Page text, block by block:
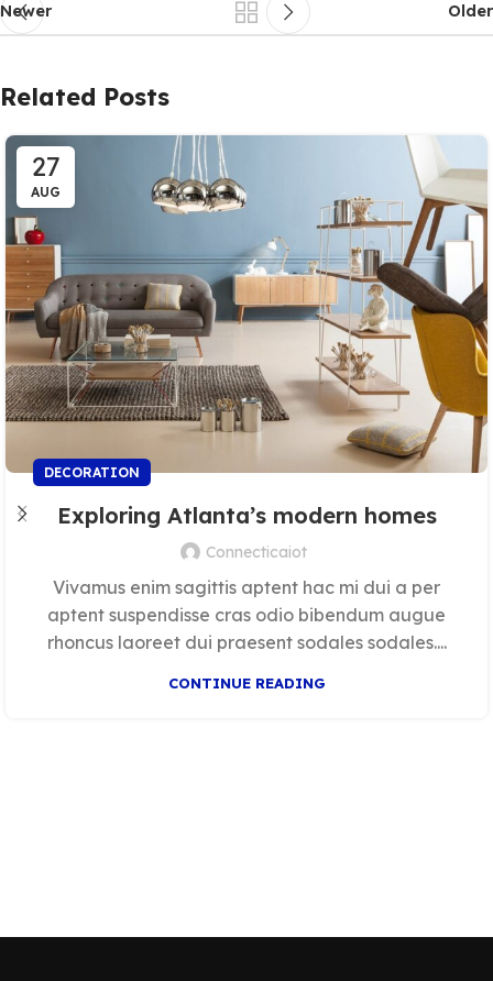
Newer Older
Related Posts
27
AUG
DECORATION
Exploring Atlanta’s modern homes
Connecticaiot
Vivamus enim sagittis aptent hac mi dui a per
aptent suspendisse cras odio bibendum augue
rhoncus laoreet dui praesent sodales sodales....
CONTINUE READING